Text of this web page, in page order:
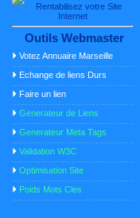
Outils Webmaster
Votez Annuaire Marseille
Echange de liens Durs
Faire un lien
Generateur de Liens
Generateur Meta Tags
Validation W3C
Optimisation Site
Poids Mots Cles